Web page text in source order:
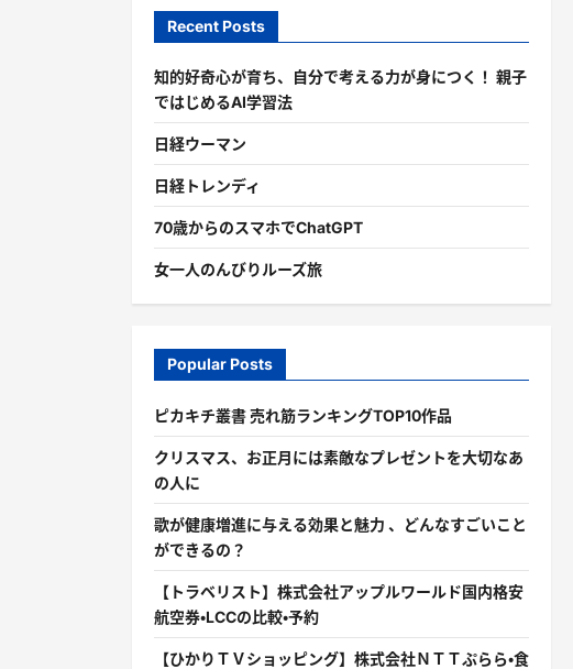
Recent Posts
知的好奇心が育ち、自分で考える力が身につく！ 親子
ではじめるAI学習法
日経ウーマン
日経トレンディ
70歳からのスマホでChatGPT
女一人のんびりルーズ旅
Popular Posts
ピカキチ叢書 売れ筋ランキングTOP10作品
クリスマス、お正月には素敵なプレゼントを大切なあ
の人に
歌が健康増進に与える効果と魅力 、どんなすごいこと
ができるの？
【トラベリスト】株式会社アップルワールド国内格安
航空券・LCCの比較・予約
【ひかりＴＶショッピング】株式会社ＮＴＴぷらら・食